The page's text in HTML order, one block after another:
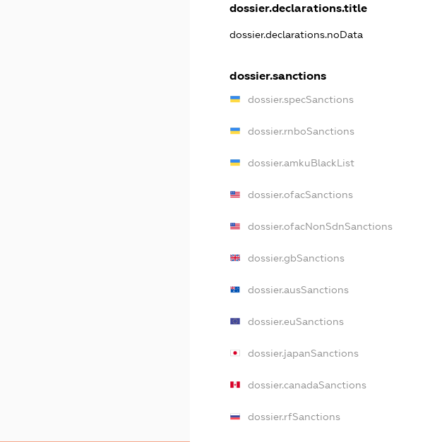
dossier.declarations.title
dossier.declarations.noData
dossier.sanctions
dossier.specSanctions
dossier.rnboSanctions
dossier.amkuBlackList
dossier.ofacSanctions
dossier.ofacNonSdnSanctions
dossier.gbSanctions
dossier.ausSanctions
dossier.euSanctions
dossier.japanSanctions
dossier.canadaSanctions
dossier.rfSanctions